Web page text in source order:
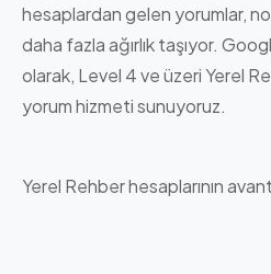
hesaplardan gelen yorumlar,
daha fazla ağırlık taşıyor.
olarak, Level 4 ve üzeri Yerel
yorum hizmeti sunuyoruz.
Yerel Rehber hesaplarının